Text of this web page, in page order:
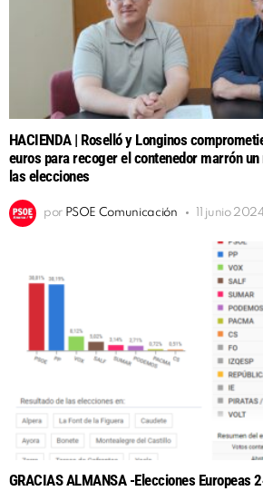
HACIENDA | Roselló y Longinos
euros para recoger el contenedor marrón
las elecciones
por PSOE Comunicación 11 junio
GRACIAS ALMANSA -Elecciones Europeas